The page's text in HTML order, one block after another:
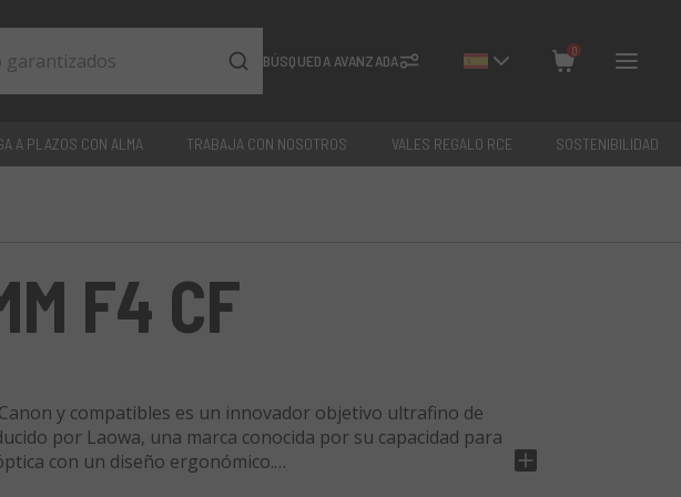
BÚSQUEDA AVANZADA
0
Cerrar
A PLAZOS CON ALMA TRABAJA CON NOSOTROS VALES REGALO RCE SOSTENIBILIDAD
F4 CF
y compatibles es un innovador objetivo ultrafino de
por Laowa, una marca conocida por su capacidad para
con un diseño ergonómico.